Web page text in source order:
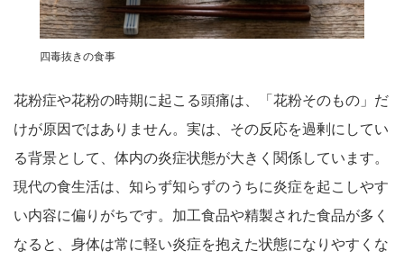
四毒抜きの食事
花粉症や花粉の時期に起こる頭痛は、「花粉そのもの」だ
けが原因ではありません。実は、その反応を過剰にしてい
る背景として、体内の炎症状態が大きく関係しています。
現代の食生活は、知らず知らずのうちに炎症を起こしやす
い内容に偏りがちです。加工食品や精製された食品が多く
なると、身体は常に軽い炎症を抱えた状態になりやすくな